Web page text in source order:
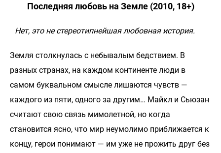
Последняя любовь на Земле (2010, 18+)
Нет, это не стереотипнейшая любовная история.
Земля столкнулась с небывалым бедствием. В
разных странах, на каждом континенте люди в
самом буквальном смысле лишаются чувств —
каждого из пяти, одного за другим… Майкл и Сьюзан
считают свою связь мимолетной, но когда
становится ясно, что мир неумолимо приближается к
концу, герои понимают — им уже не прожить друг без